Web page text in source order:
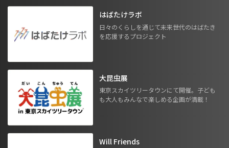
はばたけラボ
日々のくらしを通じて未来世代のはばたき
を応援するプロジェクト
大昆虫展
東京スカイツリータウンにて開催。子ども
も大人もみんなで楽しめる企画が満載！
Will Friends